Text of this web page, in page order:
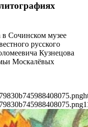
в Сочинском музее
русского
Кузнецова
Москалёвых